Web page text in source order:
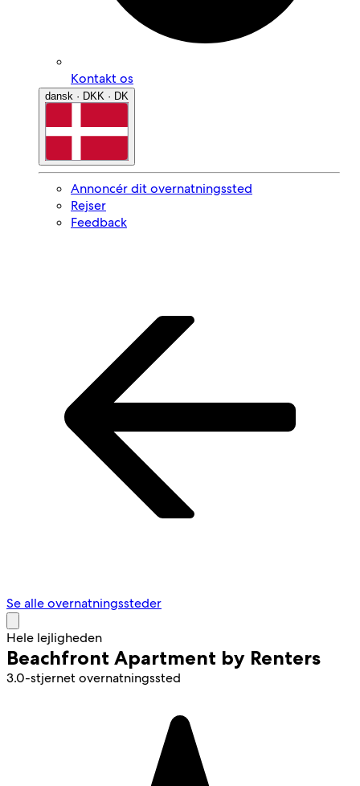
Kontakt os
dansk · DKK · DK
Annoncér dit overnatningssted
Rejser
Feedback
Se alle overnatningssteder
Hele lejligheden
Beachfront Apartment by Renters
3.0-stjernet overnatningssted